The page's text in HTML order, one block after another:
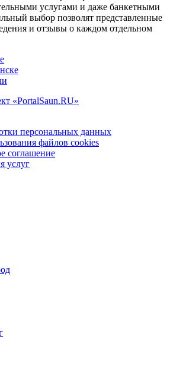
услугами и даже банкетными
выбор позволят представленные
и отзывы о каждом отдельном
«PortalSaun.RU»
персональных данных
файлов cookies
соглашение
услуг